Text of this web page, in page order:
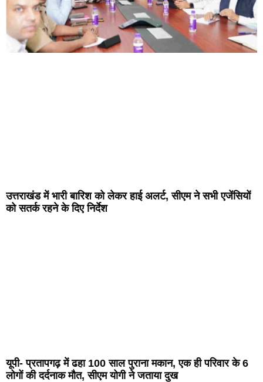
उत्तराखंड में भारी बारिश को लेकर हाई अलर्ट, सीएम ने सभी एजेंसियों
को सतर्क रहने के दिए निर्देश
यूपी- प्रतापगढ़ में ढहा 100 साल पुराना मकान, एक ही परिवार के 6
लोगों की दर्दनाक मौत, सीएम योगी ने जताया दुख